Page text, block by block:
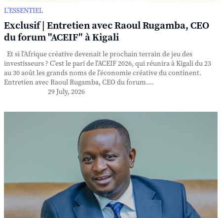
L’ESSENTIEL
Exclusif | Entretien avec Raoul Rugamba, CEO
du forum "ACEIF" à Kigali
Et si l'Afrique créative devenait le prochain terrain de jeu des
investisseurs ? C'est le pari de l'ACEIF 2026, qui réunira à Kigali du 23
au 30 août les grands noms de l'économie créative du continent.
Entretien avec Raoul Rugamba, CEO du forum....
29 July, 2026